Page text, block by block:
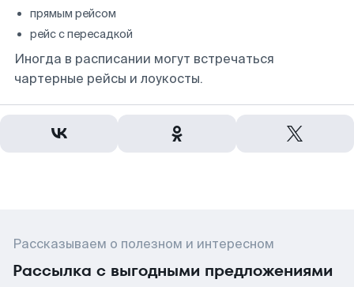
прямым рейсом
рейс с пересадкой
Иногда в расписании могут встречаться
чартерные рейсы и лоукосты.
Рассказываем о полезном и интересном
Рассылка с выгодными предложениями